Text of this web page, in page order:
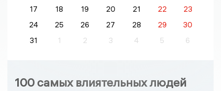
17
18 19 20 21 22
23
24
25 26 27 28 29
30
31
1 2 3 4 5 6
100 самых влиятельных людей